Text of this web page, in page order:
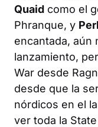
Quaid como el
Phranque, y
encantada, aún
lanzamiento,
War desde
desde que la
nórdicos en el
ver toda la